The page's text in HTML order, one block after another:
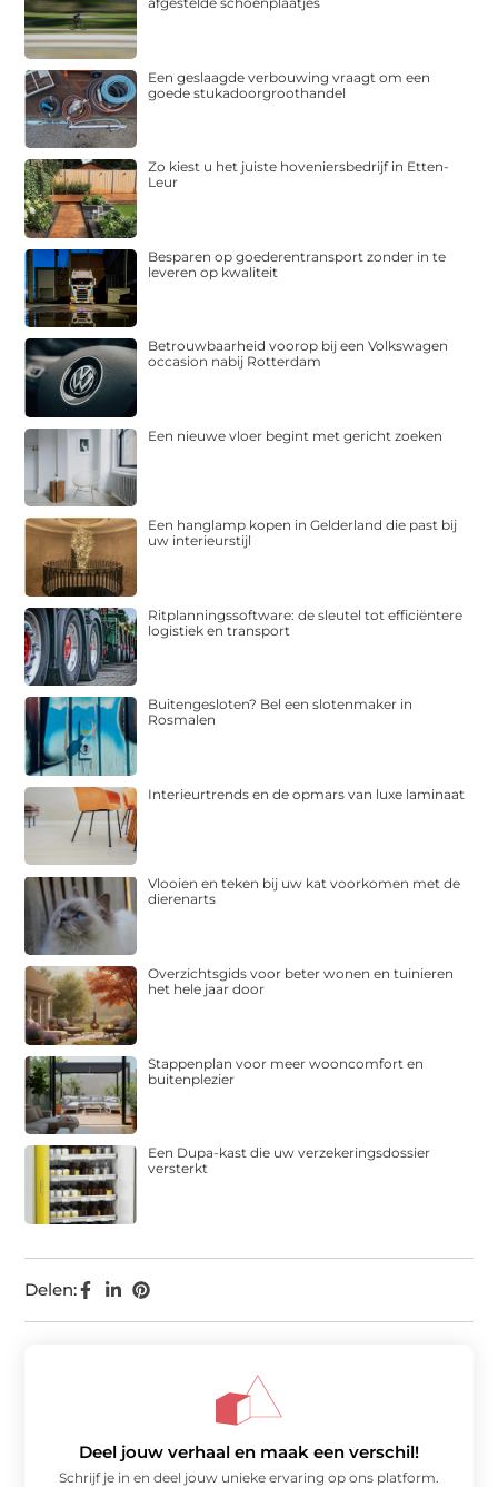
Delen:
Een geslaagde verbouwing vraagt om een
goede stukadoorgroothandel
Zo kiest u het juiste hoveniersbedrijf in Etten-
Leur
Besparen op goederentransport zonder in te
leveren op kwaliteit
Betrouwbaarheid voorop bij een Volkswagen
occasion nabij Rotterdam
Een nieuwe vloer begint met gericht zoeken
Een hanglamp kopen in Gelderland die past bij
uw interieurstijl
Ritplanningssoftware: de sleutel tot efficiëntere
logistiek en transport
Buitengesloten? Bel een slotenmaker in
Rosmalen
Interieurtrends en de opmars van luxe laminaat
Vlooien en teken bij uw kat voorkomen met de
dierenarts
Overzichtsgids voor beter wonen en tuinieren
het hele jaar door
Stappenplan voor meer wooncomfort en
buitenplezier
Een Dupa-kast die uw verzekeringsdossier
versterkt
Deel jouw verhaal en maak een verschil!
Schrijf je in en deel jouw unieke ervaring op ons platform.